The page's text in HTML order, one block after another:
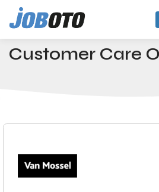
Skip to main content
Startpagina Banen Customer
Customer Care